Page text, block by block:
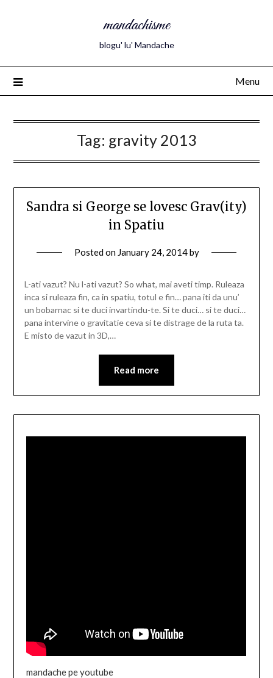
mandachisme
blogu' lu' Mandache
Menu
Tag: gravity 2013
Sandra si George se lovesc Grav(ity)
in Spatiu
Posted on January 24, 2014by
L-ati vazut? Nu l-ati vazut? So what, mai aveti timp. Ruleaza
inca si ruleaza fin, ca in spatiu, totul e fin… pana iti da unu’
un bobarnac si te duci invartindu-te. Si te duci… si te duci…
pana intervine o gravitatie ceva si te distrage de la ruta ta.
E misto de vazut in 3D,…
Read more
mandache pe youtube